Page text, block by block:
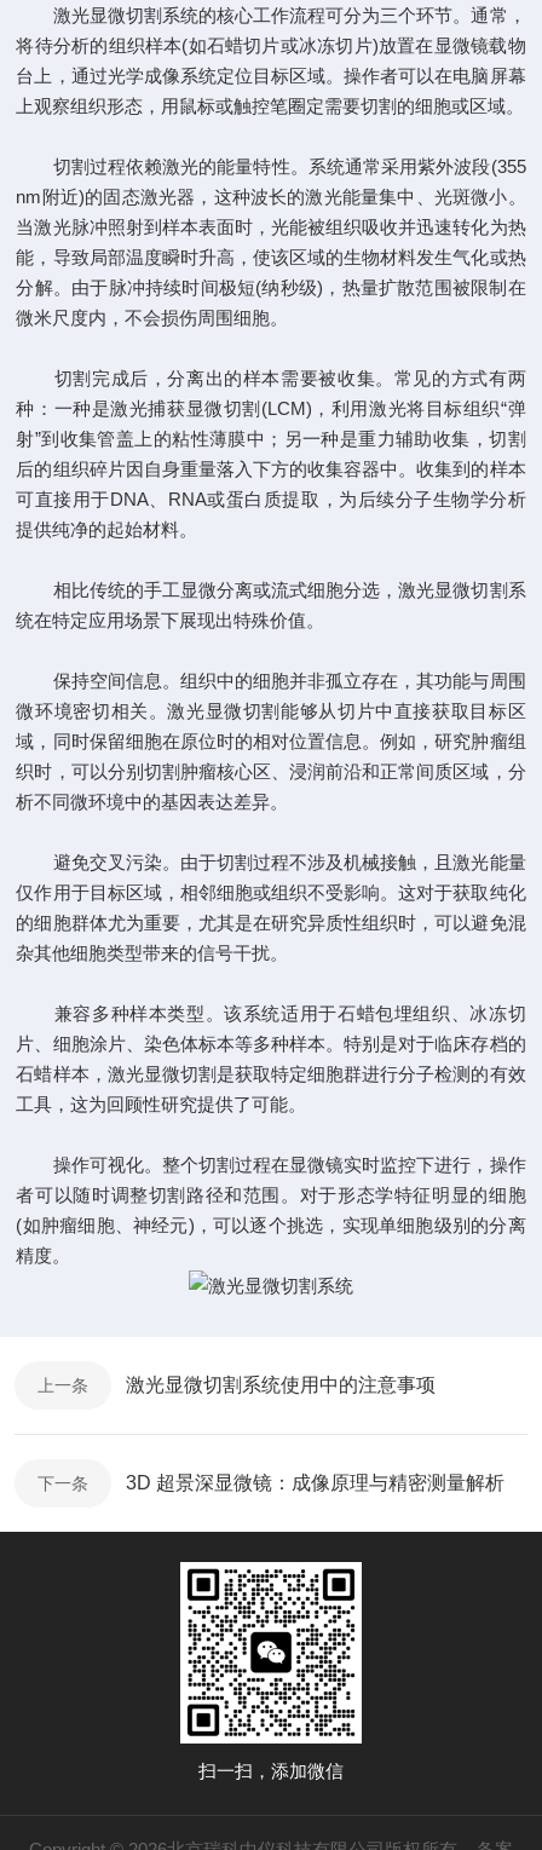
激光显微切割系统的核心工作流程可分为三个环节。通常，
将待分析的组织样本(如石蜡切片或冰冻切片)放置在显微镜载物
台上，通过光学成像系统定位目标区域。操作者可以在电脑屏幕
上观察组织形态，用鼠标或触控笔圈定需要切割的细胞或区域。
切割过程依赖激光的能量特性。系统通常采用紫外波段(355
nm附近)的固态激光器，这种波长的激光能量集中、光斑微小。
当激光脉冲照射到样本表面时，光能被组织吸收并迅速转化为热
能，导致局部温度瞬时升高，使该区域的生物材料发生气化或热
分解。由于脉冲持续时间极短(纳秒级)，热量扩散范围被限制在
微米尺度内，不会损伤周围细胞。
切割完成后，分离出的样本需要被收集。常见的方式有两
种：一种是激光捕获显微切割(LCM)，利用激光将目标组织“弹
射”到收集管盖上的粘性薄膜中；另一种是重力辅助收集，切割
后的组织碎片因自身重量落入下方的收集容器中。收集到的样本
可直接用于DNA、RNA或蛋白质提取，为后续分子生物学分析
提供纯净的起始材料。
相比传统的手工显微分离或流式细胞分选，激光显微切割系
统在特定应用场景下展现出特殊价值。
保持空间信息。组织中的细胞并非孤立存在，其功能与周围
微环境密切相关。激光显微切割能够从切片中直接获取目标区
域，同时保留细胞在原位时的相对位置信息。例如，研究肿瘤组
织时，可以分别切割肿瘤核心区、浸润前沿和正常间质区域，分
析不同微环境中的基因表达差异。
避免交叉污染。由于切割过程不涉及机械接触，且激光能量
仅作用于目标区域，相邻细胞或组织不受影响。这对于获取纯化
的细胞群体尤为重要，尤其是在研究异质性组织时，可以避免混
杂其他细胞类型带来的信号干扰。
兼容多种样本类型。该系统适用于石蜡包埋组织、冰冻切
片、细胞涂片、染色体标本等多种样本。特别是对于临床存档的
石蜡样本，激光显微切割是获取特定细胞群进行分子检测的有效
工具，这为回顾性研究提供了可能。
操作可视化。整个切割过程在显微镜实时监控下进行，操作
者可以随时调整切割路径和范围。对于形态学特征明显的细胞
(如肿瘤细胞、神经元)，可以逐个挑选，实现单细胞级别的分离
精度。
上一条 激光显微切割系统使用中的注意事项
下一条 3D 超景深显微镜：成像原理与精密测量解析
扫一扫，添加微信